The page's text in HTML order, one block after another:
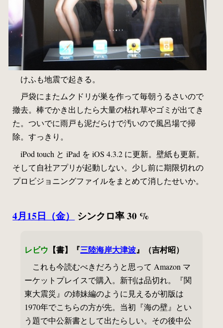
けふも地震で起きる。
戸袋にまたムクドリが巣を作って毎朝うるさいので
撤去。棒でかき出したら大量の枯れ草やゴミが出てき
た。ついでに雨戸も泥だらけで汚いので風呂場で掃
除。すっきり。
iPod touch と iPad を iOS 4.3.2 に更新。壁紙も更新。
そして自社アプリが起動しない。少し前に期限切れの
プロビジョニングファイルをまとめて消したせいか。
4月15日（金） シンクロ率 30 %
レビウ 【書】『三陸海岸大津波』（吉村昭）
これも今読むべきだろうと思って Amazon マ
ーケットプレイスで購入。新刊は品切れ。『関
東大震災』の姉妹編のように見えるが初版は
1970年でこちらの方が先。当初『海の壁』とい
う題で中公新書として出たらしい。その後中公